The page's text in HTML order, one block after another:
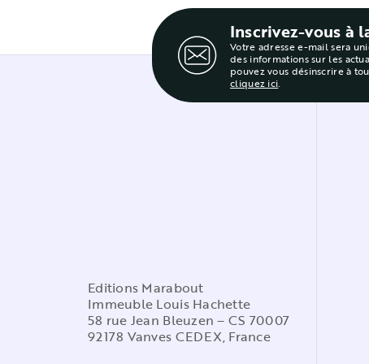
Inscrivez-vous à
Votre adresse e-mail sera
des informations sur les
pouvez vous désinscrire à
cliquez ici.
Editions Marabout
Immeuble Louis Hachette
58 rue Jean Bleuzen – CS 70007
92178 Vanves CEDEX, France